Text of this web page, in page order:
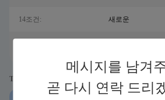
메시지를 남겨
곧 다시 연락 드리
14조건: 새로운
Tags: